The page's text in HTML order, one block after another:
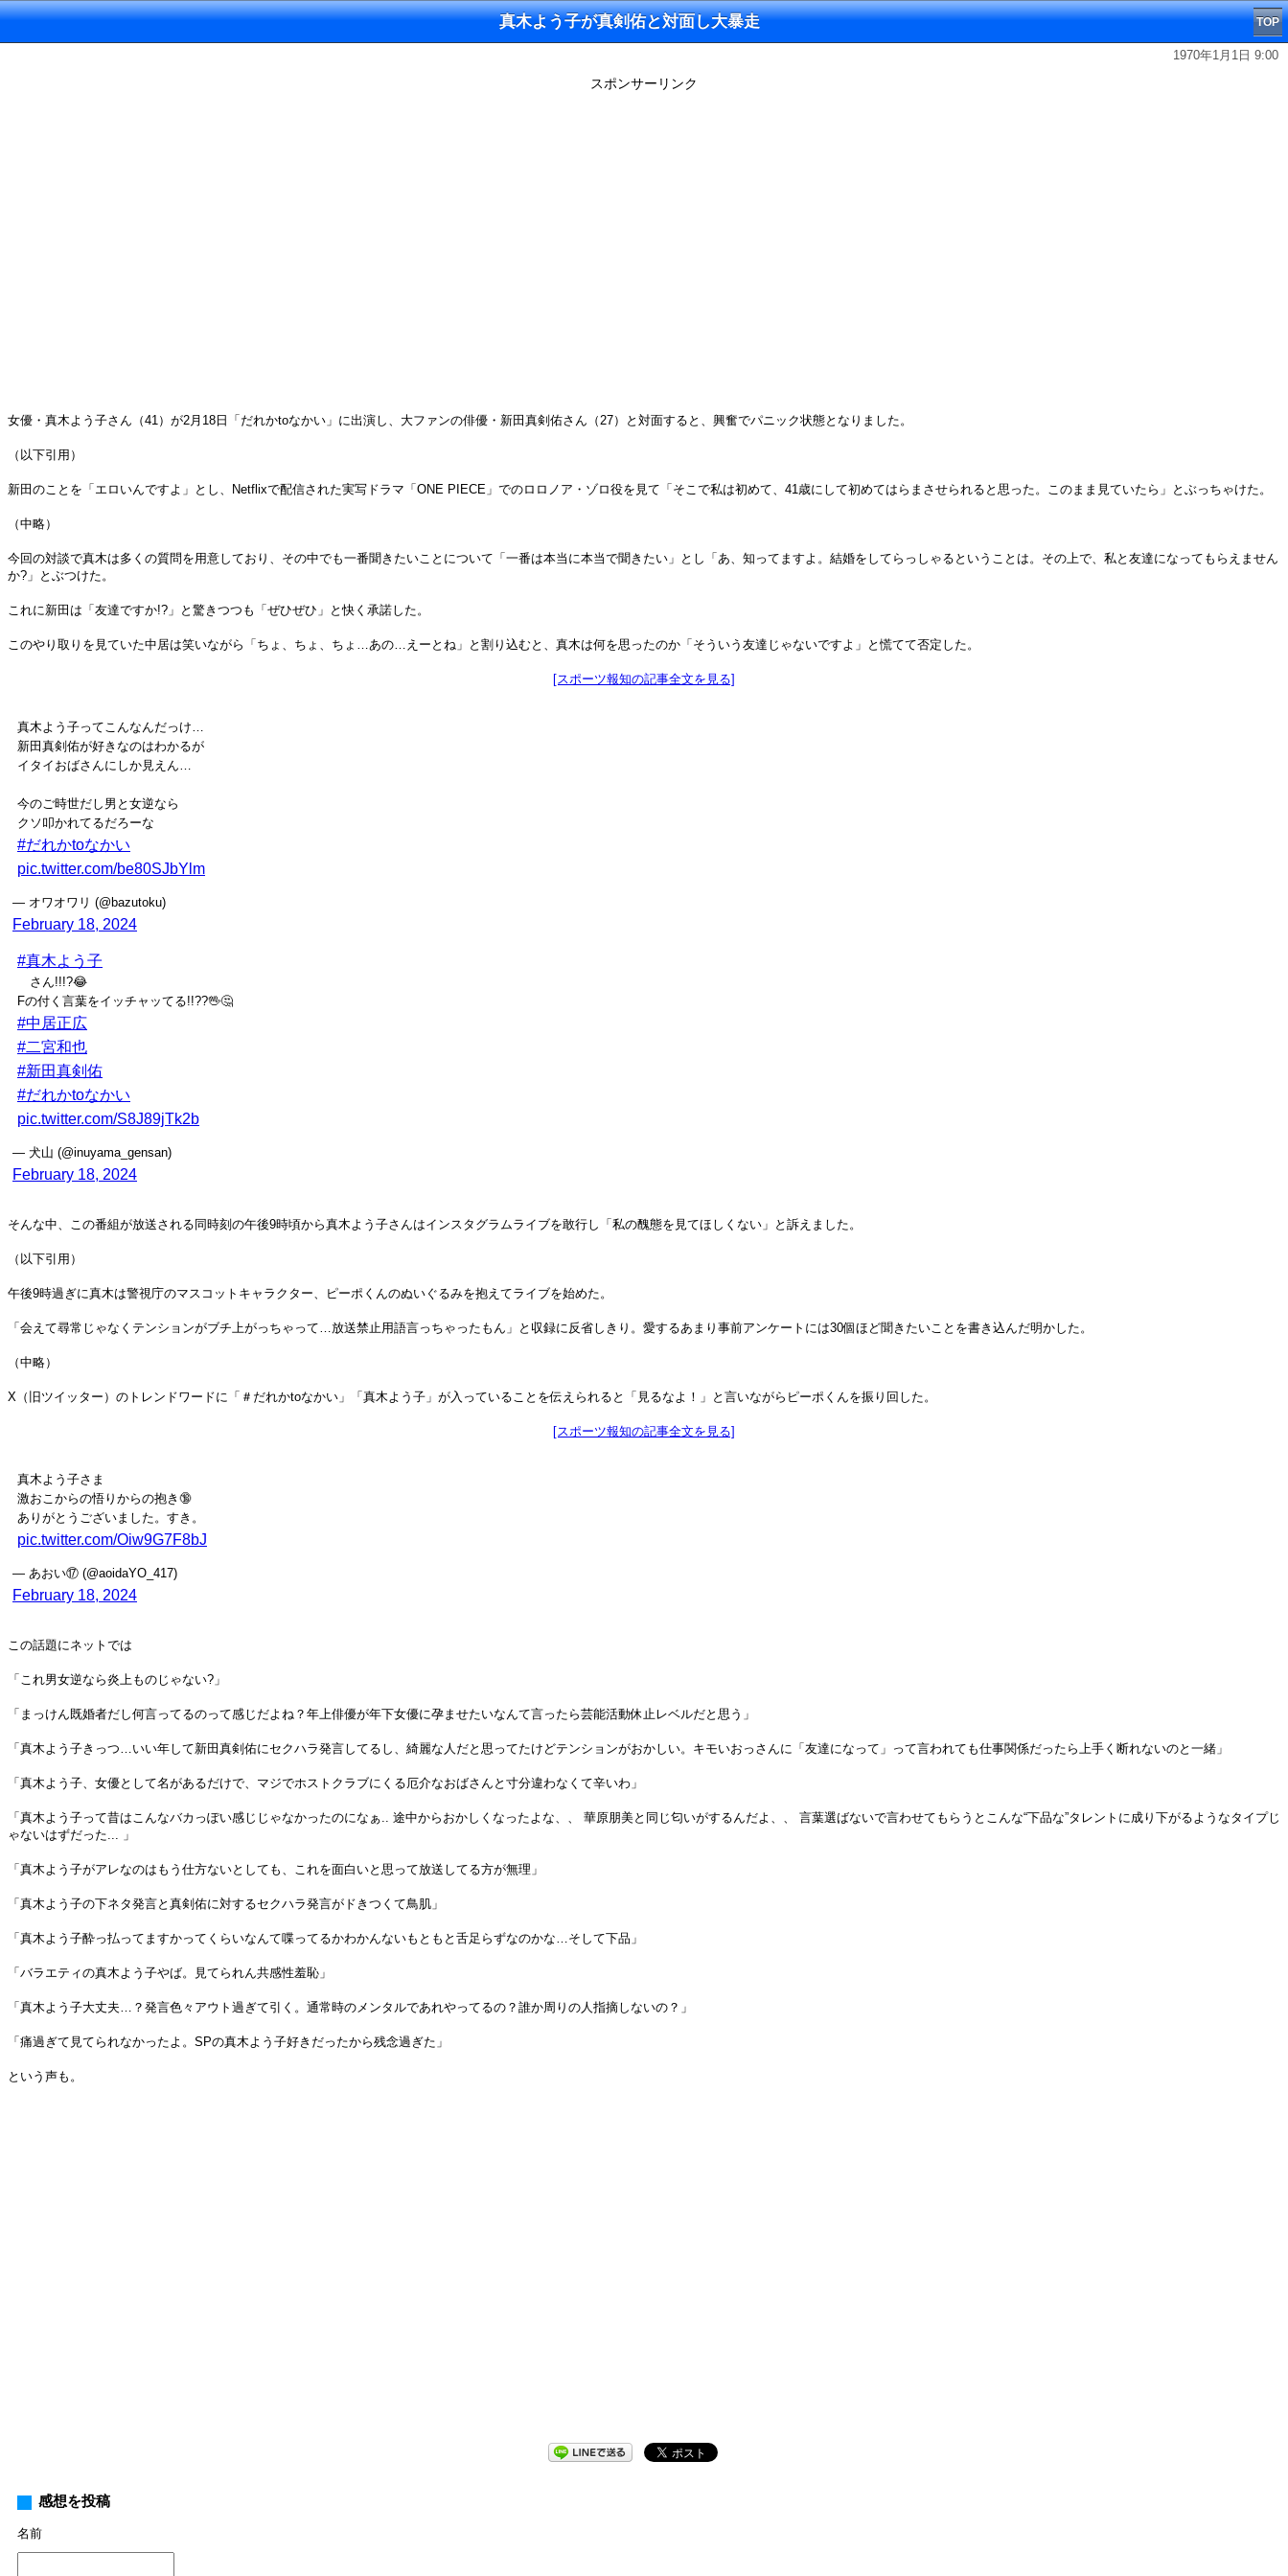
真木よう子が真剣佑と対面し大暴走 TOP
1970年1月1日 9:00
スポンサーリンク
女優・真木よう子さん（41）が2月18日「だれかtoなかい」に出演し、大ファンの俳優・新田真剣佑さん（27）と対面すると、興奮でパニック状態となりました。
（以下引用）
新田のことを「エロいんですよ」とし、Netflixで配信された実写ドラマ「ONE PIECE」でのロロノア・ゾロ役を見て「そこで私は初めて、41歳にして初めてはらまさせられると思った。このまま見ていたら」とぶっちゃけた。
（中略）
今回の対談で真木は多くの質問を用意しており、その中でも一番聞きたいことについて「一番は本当に本当で聞きたい」とし「あ、知ってますよ。結婚をしてらっしゃるということは。その上で、私と友達になってもらえません
か?」とぶつけた。
これに新田は「友達ですか!?」と驚きつつも「ぜひぜひ」と快く承諾した。
このやり取りを見ていた中居は笑いながら「ちょ、ちょ、ちょ…あの…えーとね」と割り込むと、真木は何を思ったのか「そういう友達じゃないですよ」と慌てて否定した。
[スポーツ報知の記事全文を見る]
真木よう子ってこんなんだっけ…
新田真剣佑が好きなのはわかるが
イタイおばさんにしか見えん…
今のご時世だし男と女逆なら
クソ叩かれてるだろーな
#だれかtoなかい
pic.twitter.com/be80SJbYlm
— オワオワリ (@bazutoku)
February 18, 2024
#真木よう子
さん!!!?😂
Fの付く言葉をイッチャッてる!!??🖖🤔
#中居正広
#二宮和也
#新田真剣佑
#だれかtoなかい
pic.twitter.com/S8J89jTk2b
— 犬山 (@inuyama_gensan)
February 18, 2024
そんな中、この番組が放送される同時刻の午後9時頃から真木よう子さんはインスタグラムライブを敢行し「私の醜態を見てほしくない」と訴えました。
（以下引用）
午後9時過ぎに真木は警視庁のマスコットキャラクター、ピーポくんのぬいぐるみを抱えてライブを始めた。
「会えて尋常じゃなくテンションがブチ上がっちゃって…放送禁止用語言っちゃったもん」と収録に反省しきり。愛するあまり事前アンケートには30個ほど聞きたいことを書き込んだ明かした。
（中略）
X（旧ツイッター）のトレンドワードに「＃だれかtoなかい」「真木よう子」が入っていることを伝えられると「見るなよ！」と言いながらピーポくんを振り回した。
[スポーツ報知の記事全文を見る]
真木よう子さま
激おこからの悟りからの抱き🔞
ありがとうございました。すき。
pic.twitter.com/Oiw9G7F8bJ
— あおい⑰ (@aoidaYO_417)
February 18, 2024
この話題にネットでは
「これ男女逆なら炎上ものじゃない?」
「まっけん既婚者だし何言ってるのって感じだよね？年上俳優が年下女優に孕ませたいなんて言ったら芸能活動休止レベルだと思う」
「真木よう子きっつ…いい年して新田真剣佑にセクハラ発言してるし、綺麗な人だと思ってたけどテンションがおかしい。キモいおっさんに「友達になって」って言われても仕事関係だったら上手く断れないのと一緒」
「真木よう子、女優として名があるだけで、マジでホストクラブにくる厄介なおばさんと寸分違わなくて辛いわ」
「真木よう子って昔はこんなバカっぽい感じじゃなかったのになぁ.. 途中からおかしくなったよな、、 華原朋美と同じ匂いがするんだよ、、 言葉選ばないで言わせてもらうとこんな“下品な”タレントに成り下がるようなタイプじ
ゃないはずだった... 」
「真木よう子がアレなのはもう仕方ないとしても、これを面白いと思って放送してる方が無理」
「真木よう子の下ネタ発言と真剣佑に対するセクハラ発言がドきつくて鳥肌」
「真木よう子酔っ払ってますかってくらいなんて喋ってるかわかんないもともと舌足らずなのかな…そして下品」
「バラエティの真木よう子やば。見てられん共感性羞恥」
「真木よう子大丈夫…？発言色々アウト過ぎて引く。通常時のメンタルであれやってるの？誰か周りの人指摘しないの？」
「痛過ぎて見てられなかったよ。SPの真木よう子好きだったから残念過ぎた」
という声も。
感想を投稿
名前